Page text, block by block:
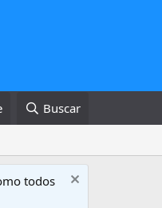
Buscar
todos